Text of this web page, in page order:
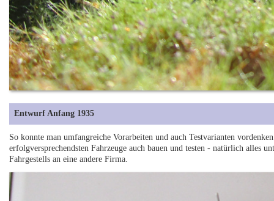
Entwurf Anfang 1935
So konnte man umfangreiche Vorarbeiten und auch Testvarianten
erfolgversprechendsten Fahrzeuge auch bauen und testen - natürlich alles
Fahrgestells an eine andere Firma.